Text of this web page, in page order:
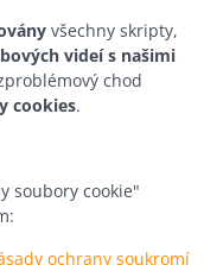
všechny skripty,
videí s našimi
chod
cookies.
soubory cookie"
ochrany soukromí